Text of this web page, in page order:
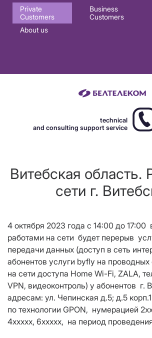
Основная
навигация
Private
Customers
Business
Customers
About us
technical
and consulting support service
Витебская область.
сети г.
4 октября 2023 года c 14:00 до 17:00
работами на сети будет перерыв
передачи данных (доступ в сеть
абонентов услуги byfly на проводных
на сети доступа Home Wi-Fi, ZALA,
VPN, видеоконтроль) у абонентов г.
адресам: ул. Чепинская д.5; д.5 корп.1
по технологии GPON, нумерацией
4ххххх, 6ххххх, на период